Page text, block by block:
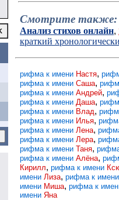
Смотрите также:
Анализ стихов онлайн,
краткий
рифма к имени Настя,
рифма к имени Саша,
рифма к имени Андрей,
рифма к имени Даша,
рифма к имени Влад,
рифма к имени Илья,
рифма к имени Лена,
рифма к имени Лера,
рифма к имени Таня,
рифма к имени Алёна,
Кирилл, рифма к имени
имени Лиза, рифма к
имени Миша, рифма к
имени Яна